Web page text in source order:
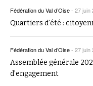
Fédération du Val d’Oise- 27 juin
Quartiers d’été :
Fédération du Val d’Oise- 27 juin
Assemblée générale
d’engagement